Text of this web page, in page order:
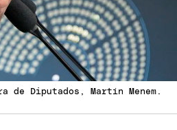
de Diputados, Martín Menem.